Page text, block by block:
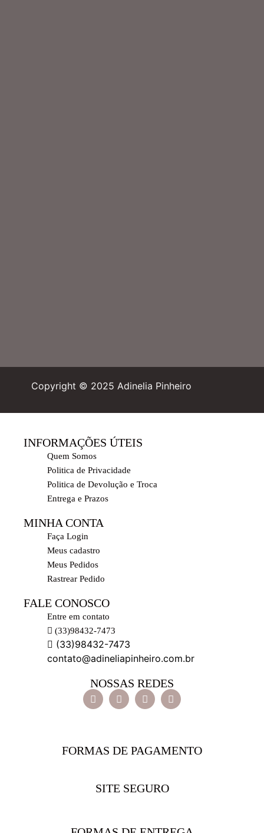
Copyright © 2025 Adinelia Pinheiro
INFORMAÇÕES ÚTEIS
Quem Somos
Politica de Privacidade
Politica de Devolução e Troca
Entrega e Prazos
MINHA CONTA
Faça Login
Meus cadastro
Meus Pedidos
Rastrear Pedido
FALE CONOSCO
Entre em contato
(33)98432-7473
(33)98432-7473
contato@adineliapinheiro.com.br
NOSSAS REDES
FORMAS DE PAGAMENTO
SITE SEGURO